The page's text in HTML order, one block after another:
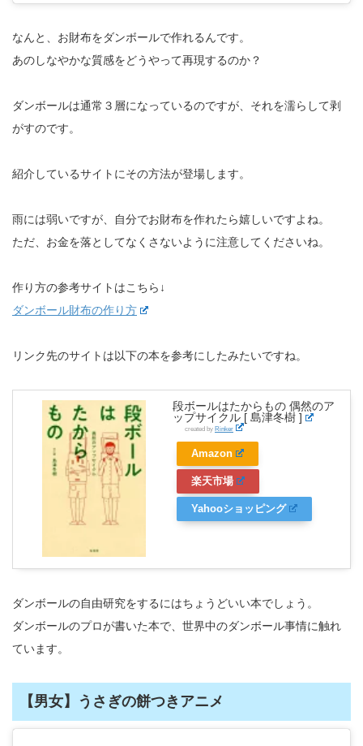
なんと、お財布をダンボールで作れるんです。
あのしなやかな質感をどうやって再現するのか？
ダンボールは通常３層になっているのですが、それを濡らして剥
がすのです。
紹介しているサイトにその方法が登場します。
雨には弱いですが、自分でお財布を作れたら嬉しいですよね。
ただ、お金を落としてなくさないように注意してくださいね。
作り方の参考サイトはこちら↓
ダンボール財布の作り方
リンク先のサイトは以下の本を参考にしたみたいですね。
段ボールはたからもの 偶然のア
ップサイクル [ 島津冬樹 ]
created by Rinker
Amazon
楽天市場
Yahooショッピング
ダンボールの自由研究をするにはちょうどいい本でしょう。
ダンボールのプロが書いた本で、世界中のダンボール事情に触れ
ています。
【男女】うさぎの餅つきアニメ